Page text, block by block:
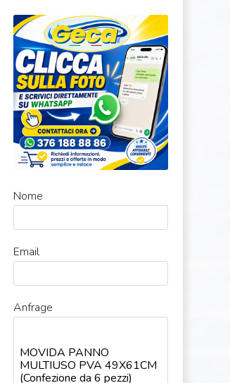
Nome
Email
Anfrage